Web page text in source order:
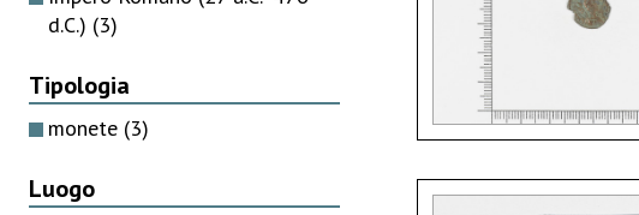
d.C.) (3)
Tipologia
monete (3)
Luogo